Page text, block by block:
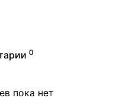
0
пока нет